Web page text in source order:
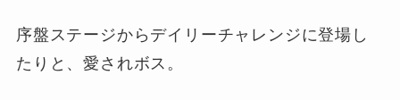
序盤ステージからデイリーチャレンジに登場し
たりと、愛されボス。